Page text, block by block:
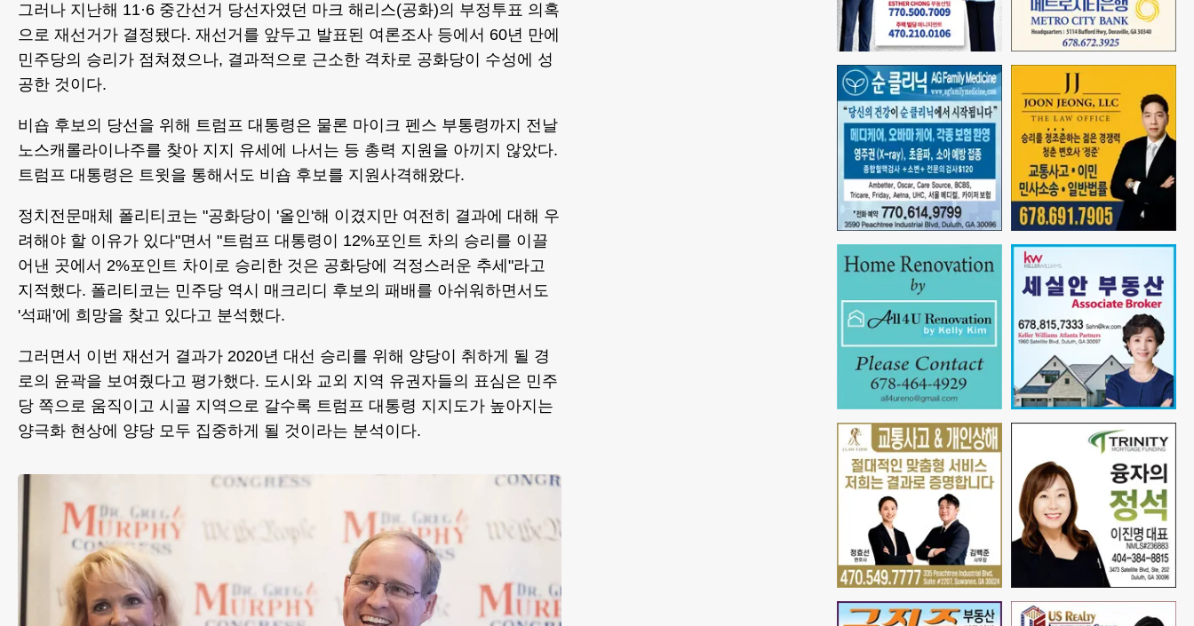
그러나 지난해 11·6 중간선거 당선자였던 마크 해리스(공화)의 부정투표 의혹
으로 재선거가 결정됐다. 재선거를 앞두고 발표된 여론조사 등에서 60년 만에
민주당의 승리가 점쳐졌으나, 결과적으로 근소한 격차로 공화당이 수성에 성
공한 것이다.
비숍 후보의 당선을 위해 트럼프 대통령은 물론 마이크 펜스 부통령까지 전날
노스캐롤라이나주를 찾아 지지 유세에 나서는 등 총력 지원을 아끼지 않았다.
트럼프 대통령은 트윗을 통해서도 비숍 후보를 지원사격해왔다.
정치전문매체 폴리티코는 "공화당이 '올인'해 이겼지만 여전히 결과에 대해 우
려해야 할 이유가 있다"면서 "트럼프 대통령이 12%포인트 차의 승리를 이끌
어낸 곳에서 2%포인트 차이로 승리한 것은 공화당에 걱정스러운 추세"라고
지적했다. 폴리티코는 민주당 역시 매크리디 후보의 패배를 아쉬워하면서도
'석패'에 희망을 찾고 있다고 분석했다.
그러면서 이번 재선거 결과가 2020년 대선 승리를 위해 양당이 취하게 될 경
로의 윤곽을 보여줬다고 평가했다. 도시와 교외 지역 유권자들의 표심은 민주
당 쪽으로 움직이고 시골 지역으로 갈수록 트럼프 대통령 지지도가 높아지는
양극화 현상에 양당 모두 집중하게 될 것이라는 분석이다.